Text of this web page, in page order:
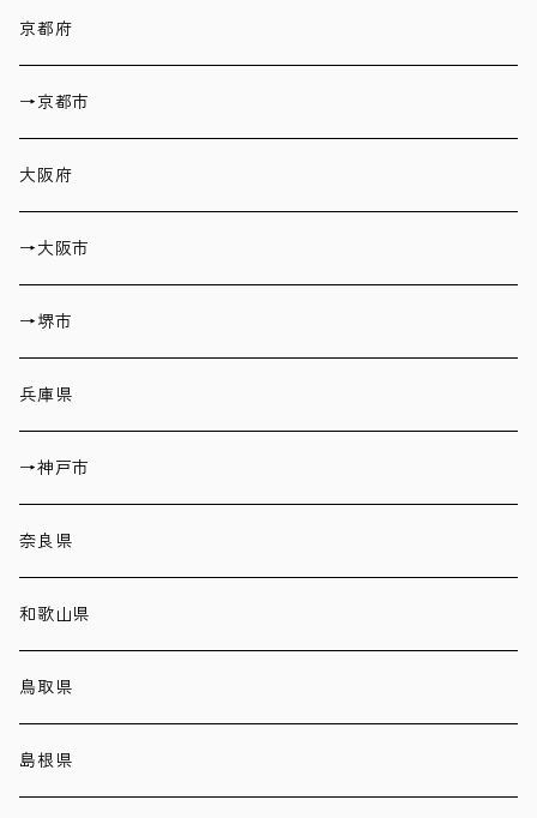
京都府
→京都市
大阪府
→大阪市
→堺市
兵庫県
→神戸市
奈良県
和歌山県
鳥取県
島根県